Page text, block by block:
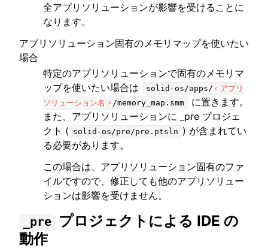
全アプリソリューションが影響を受けることに
なります。
アプリソリューション固有のメモリマップを使いたい
場合
特定のアプリソリューションで固有のメモリマ
ップを使いたい場合は
solid-os/apps/
アプリ
ソリューション名
/memory_map.smm
に置きます。
また、アプリソリューションに _pre プロジェ
クト ( solid-os/pre/pre.ptsln ) が含まれてい
る必要があります。
この場合は、アプリソリューション固有のファ
イルですので、修正しても他のアプリソリュー
ションは影響を受けません。
_pre
プロジェクトによる IDE の
動作